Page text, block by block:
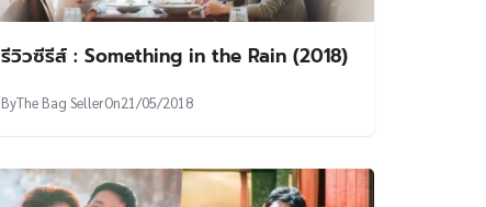
รีวิวซีรีส์ : Something in the Rain (2018)
ByThe Bag SellerOn21/05/2018